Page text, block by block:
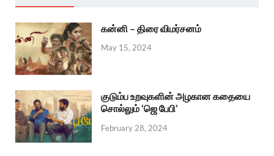
கன்னி – திரை விமர்சனம்
May 15, 2024
குடும்ப உறவுகளின் அழகான கதையை
சொல்லும் ‘ஜெ பேபி’
February 28, 2024